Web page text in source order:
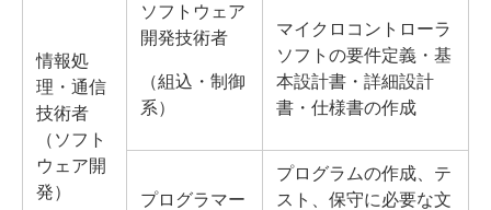
情報処
理・通信
技術者
（ソフト
ウェア開
発）
ソフトウェア
開発技術者
（組込・制御
系）
マイクロコントローラ
ソフトの要件定義・基
本設計書・詳細設計
書・仕様書の作成
プログラマー
プログラムの作成、テ
スト、保守に必要な文